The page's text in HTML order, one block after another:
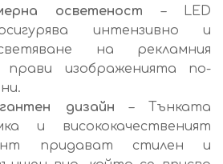
осветеност – LED
интензивно и
на рекламния
изображенията по-
дизайн – Тънката
и висококачественият
придават стилен и